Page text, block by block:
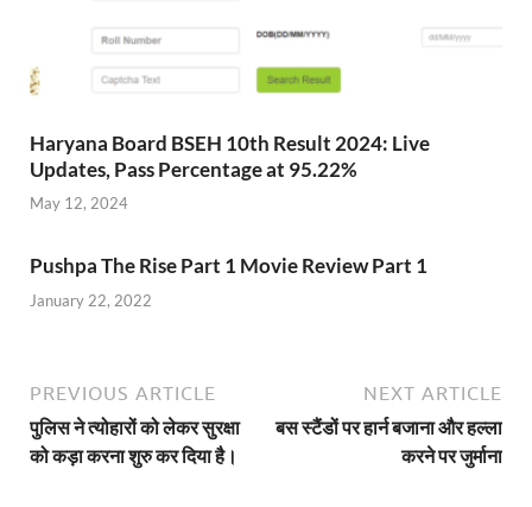
Haryana Board BSEH 10th Result 2024: Live
Updates, Pass Percentage at 95.22%
May 12, 2024
Pushpa The Rise Part 1 Movie Review Part 1
January 22, 2022
PREVIOUS ARTICLE
पुलिस ने त्योहारों को लेकर सुरक्षा
को कड़ा करना शुरु कर दिया है।
NEXT ARTICLE
बस स्टैंडों पर हार्न बजाना और हल्ला
करने पर जुर्माना